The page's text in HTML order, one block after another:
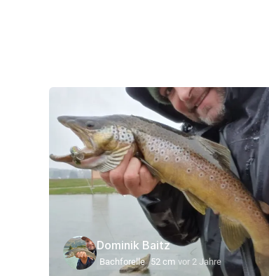
Dominik Baitz
Bachforelle 52 cm vor 2 Jahre